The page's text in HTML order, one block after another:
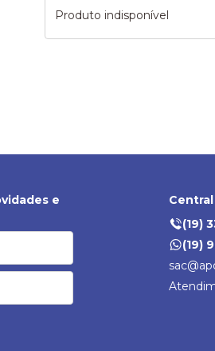
Produto indisponível
e
(19)
(19)